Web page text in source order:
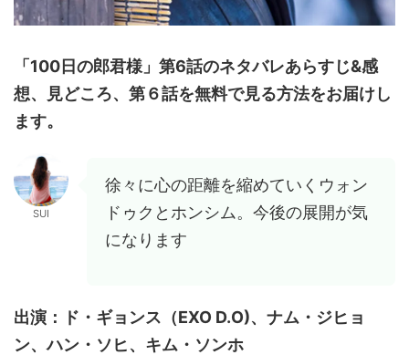
「100日の郎君様」第6話のネタバレあらすじ&感
想、見どころ、第６話を無料で見る方法をお届けし
ます。
SUI
徐々に心の距離を縮めていくウォン
ドゥクとホンシム。今後の展開が気
になります
出演：ド・ギョンス（EXO D.O)、ナム・ジヒョ
ン、ハン・ソヒ、キム・ソンホ